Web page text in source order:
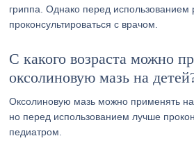
гриппа. Однако перед использованием
проконсультироваться с врачом.
С какого возраста можно
оксолиновую мазь на
Оксолиновую мазь можно применять на
но перед использованием лучше
педиатром.